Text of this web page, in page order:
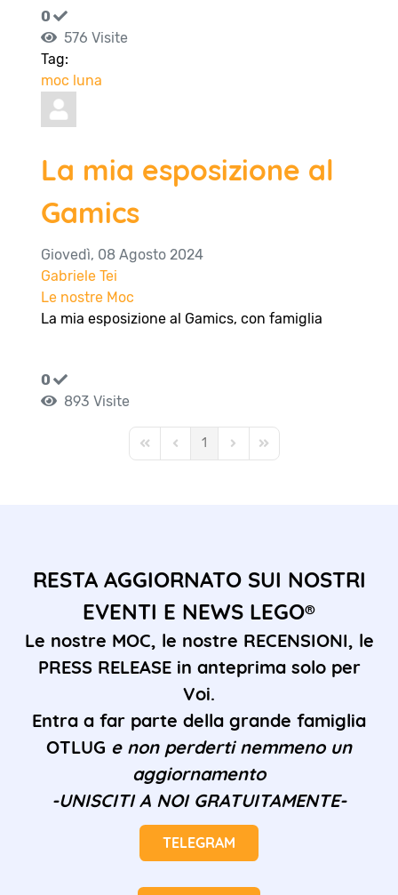
0
576 Visite
Tag:
moc luna
La mia esposizione al
Gamics
Giovedì, 08 Agosto 2024
Gabriele Tei
Le nostre Moc
La mia esposizione al Gamics, con famiglia
0
893 Visite
First PagePrevious Page
1 Next PageLast Page
RESTA AGGIORNATO SUI NOSTRI
EVENTI E NEWS LEGO®
Le nostre MOC, le nostre RECENSIONI, le
PRESS RELEASE in anteprima solo per
Voi.
Entra a far parte della grande famiglia
OTLUG e non perderti nemmeno un
aggiornamento
-UNISCITI A NOI GRATUITAMENTE-
TELEGRAM